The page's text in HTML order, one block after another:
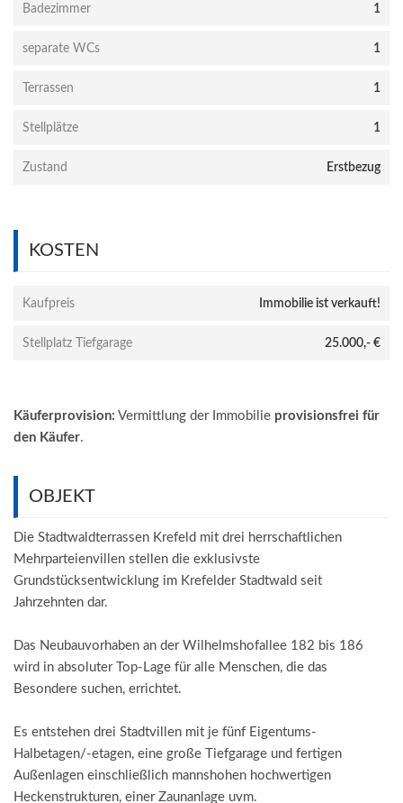
Badezimmer 1
separate WCs 1
Terrassen 1
Stellplätze 1
Zustand Erstbezug
KOSTEN
Kaufpreis Immobilie ist verkauft!
Stellplatz Tiefgarage 25.000,- €
Käuferprovision: Vermittlung der Immobilie provisionsfrei für
den Käufer.
OBJEKT
Die Stadtwaldterrassen Krefeld mit drei herrschaftlichen
Mehrparteienvillen stellen die exklusivste
Grundstücksentwicklung im Krefelder Stadtwald seit
Jahrzehnten dar.
Das Neubauvorhaben an der Wilhelmshofallee 182 bis 186
wird in absoluter Top-Lage für alle Menschen, die das
Besondere suchen, errichtet.
Es entstehen drei Stadtvillen mit je fünf Eigentums-
Halbetagen/-etagen, eine große Tiefgarage und fertigen
Außenlagen einschließlich mannshohen hochwertigen
Heckenstrukturen, einer Zaunanlage uvm.